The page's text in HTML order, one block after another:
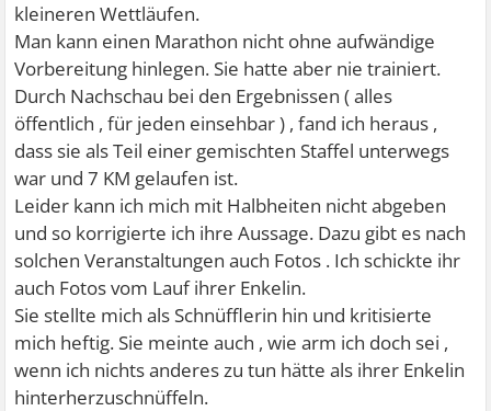
kleineren Wettläufen.
Man kann einen Marathon nicht ohne aufwändige
Vorbereitung hinlegen. Sie hatte aber nie trainiert.
Durch Nachschau bei den Ergebnissen ( alles
öffentlich , für jeden einsehbar ) , fand ich heraus ,
dass sie als Teil einer gemischten Staffel unterwegs
war und 7 KM gelaufen ist.
Leider kann ich mich mit Halbheiten nicht abgeben
und so korrigierte ich ihre Aussage. Dazu gibt es nach
solchen Veranstaltungen auch Fotos . Ich schickte ihr
auch Fotos vom Lauf ihrer Enkelin.
Sie stellte mich als Schnüfflerin hin und kritisierte
mich heftig. Sie meinte auch , wie arm ich doch sei ,
wenn ich nichts anderes zu tun hätte als ihrer Enkelin
hinterherzuschnüffeln.